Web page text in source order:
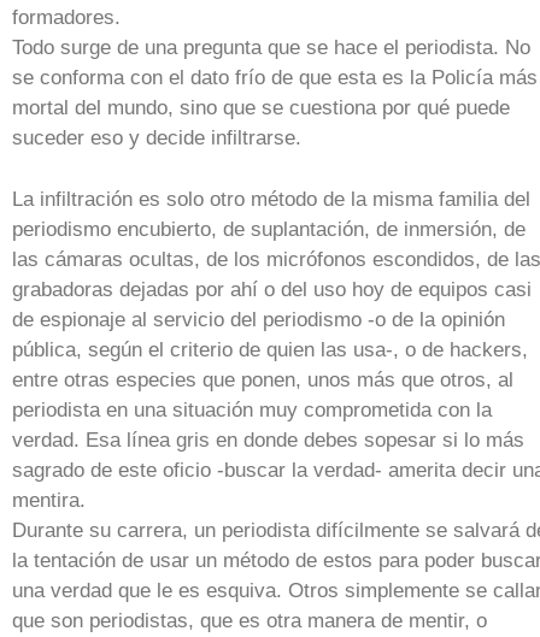
formadores.
Todo surge de una pregunta que se hace el periodista. No
se conforma con el dato frío de que esta es la Policía más
mortal del mundo, sino que se cuestiona por qué puede
suceder eso y decide infiltrarse.
La infiltración es solo otro método de la misma familia del
periodismo encubierto, de suplantación, de inmersión, de
las cámaras ocultas, de los micrófonos escondidos, de las
grabadoras dejadas por ahí o del uso hoy de equipos casi
de espionaje al servicio del periodismo -o de la opinión
pública, según el criterio de quien las usa-, o de hackers,
entre otras especies que ponen, unos más que otros, al
periodista en una situación muy comprometida con la
verdad. Esa línea gris en donde debes sopesar si lo más
sagrado de este oficio -buscar la verdad- amerita decir
mentira.
Durante su carrera, un periodista difícilmente se salvará
la tentación de usar un método de estos para poder
una verdad que le es esquiva. Otros simplemente se
que son periodistas, que es otra manera de mentir, o